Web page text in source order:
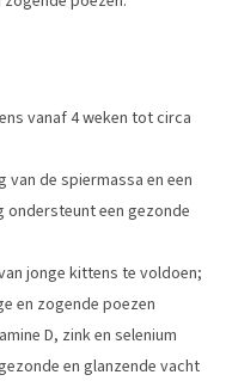
vanaf 4 weken tot circa
de spiermassa en een
ondersteunt een gezonde
jonge kittens te voldoen;
en zogende poezen
D, zink en selenium
en glanzende vacht